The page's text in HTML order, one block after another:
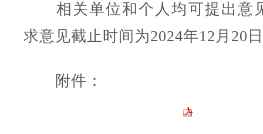
相关单位和个人均可提出意
求意见截止时间为2024年12月20
附件：